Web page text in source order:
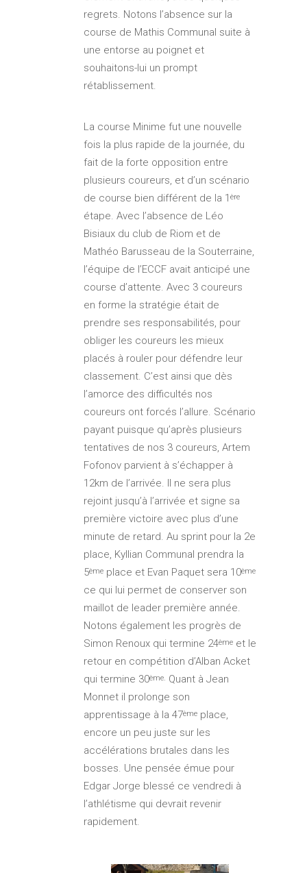
regrets. Notons l’absence sur la
course de Mathis Communal suite à
une entorse au poignet et
souhaitons-lui un prompt
rétablissement.
La course Minime fut une nouvelle
fois la plus rapide de la journée, du
fait de la forte opposition entre
plusieurs coureurs, et d’un scénario
de course bien différent de la 1 ère
étape. Avec l’absence de Léo
Bisiaux du club de Riom et de
Mathéo Barusseau de la Souterraine,
l’équipe de l’ECCF avait anticipé une
course d’attente. Avec 3 coureurs
en forme la stratégie était de
prendre ses responsabilités, pour
obliger les coureurs les mieux
placés à rouler pour défendre leur
classement. C’est ainsi que dès
l’amorce des difficultés nos
coureurs ont forcés l’allure. Scénario
payant puisque qu’après plusieurs
tentatives de nos 3 coureurs, Artem
Fofonov parvient à s’échapper à
12km de l’arrivée. Il ne sera plus
rejoint jusqu’à l’arrivée et signe sa
première victoire avec plus d’une
minute de retard. Au sprint pour la 2e
place, Kyllian Communal prendra la
5ème place et Evan Paquet sera 10ème
ce qui lui permet de conserver son
maillot de leader première année.
Notons également les progrès de
Simon Renoux qui termine 24ème et le
retour en compétition d’Alban Acket
qui termine 30ème. Quant à Jean
Monnet il prolonge son
apprentissage à la 47ème place,
encore un peu juste sur les
accélérations brutales dans les
bosses. Une pensée émue pour
Edgar Jorge blessé ce vendredi à
l’athlétisme qui devrait revenir
rapidement.